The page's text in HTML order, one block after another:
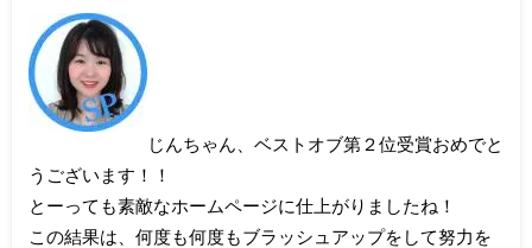
じんちゃん、ベストオブ第２位受賞おめでと
うございます！！
とーっても素敵なホームページに仕上がりましたね！
この結果は、何度も何度もブラッシュアップをして努力を